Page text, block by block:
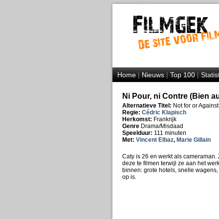
Home|Nieuws|Top 100|
Ni Pour, ni Contre (Bien
Alternatieve Titel: Not for or Against
Regie: Cédric Klapisch
Herkomst: Frankrijk
Genre Drama/Misdaad
Speelduur: 111 minuten
Met: Vincent Elbaz, Marie Gillain
Caty is 26 en werkt als
deze te filmen terwijl ze aan het
binnen: grote hotels, snelle
op is.